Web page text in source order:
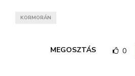
KORMORÁN
MEGOSZTÁS 0